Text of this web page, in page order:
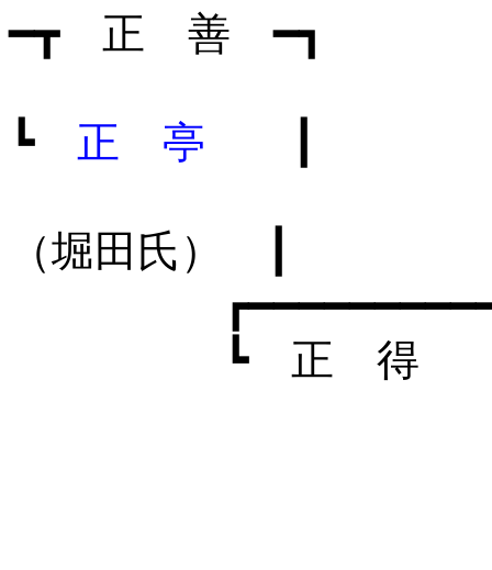
━┳ 正 善 ━┓
┗ 正 亭
（堀田氏） ┃
┗ 正 得